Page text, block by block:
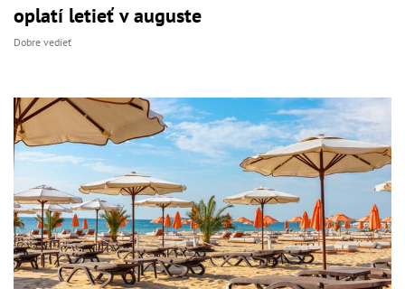
oplatí letieť v auguste
Dobre vedieť